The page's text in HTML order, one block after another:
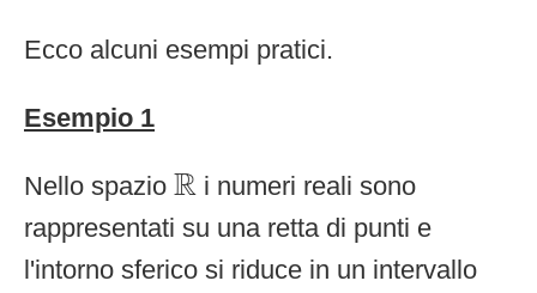
Ecco alcuni esempi pratici.
Esempio 1
Nello spazio R
R i numeri reali sono
rappresentati su una retta di punti e
l'intorno sferico si riduce in un intervallo